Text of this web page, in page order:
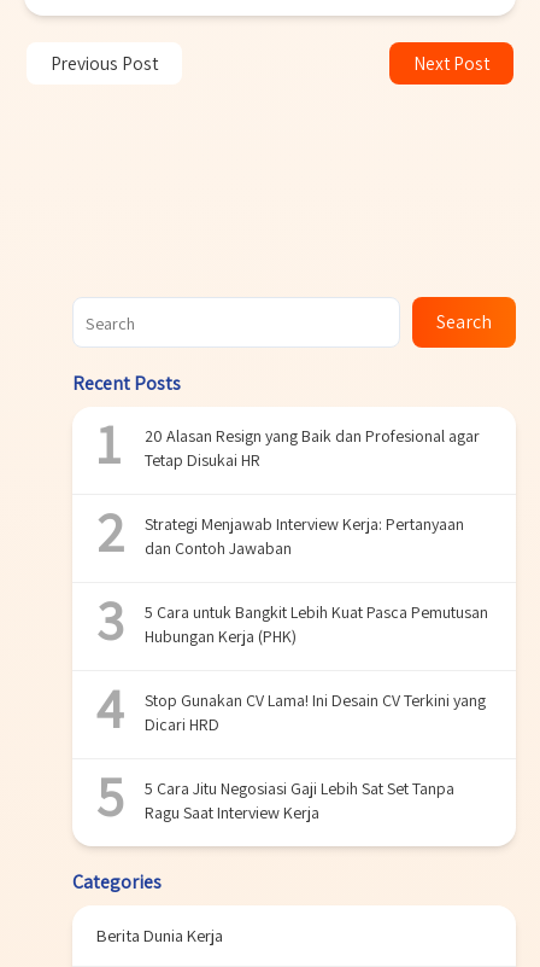
Previous Post Next Post
Search
Recent Posts
20 Alasan Resign yang Baik dan Profesional agar
Tetap Disukai HR
Strategi Menjawab Interview Kerja: Pertanyaan
dan Contoh Jawaban
5 Cara untuk Bangkit Lebih Kuat Pasca Pemutusan
Hubungan Kerja (PHK)
Stop Gunakan CV Lama! Ini Desain CV Terkini yang
Dicari HRD
5 Cara Jitu Negosiasi Gaji Lebih Sat Set Tanpa
Ragu Saat Interview Kerja
Categories
Berita Dunia Kerja